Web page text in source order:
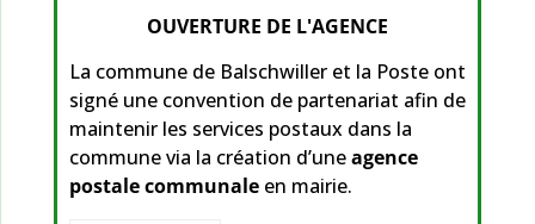
OUVERTURE DE L'AGENCE
La commune de Balschwiller et la Poste ont
signé une convention de partenariat afin de
maintenir les services postaux dans la
commune via la création d’uneagence
postale communaleen mairie.